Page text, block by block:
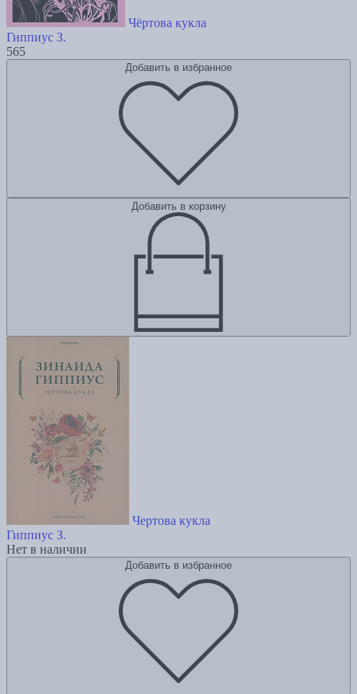
Чёртова кукла
Гиппиус З.
565
Добавить в избранное
Добавить в корзину
Чертова кукла
Гиппиус З.
Нет в наличии
Добавить в избранное